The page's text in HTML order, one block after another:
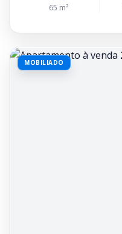
65 m²
MOBILIADO